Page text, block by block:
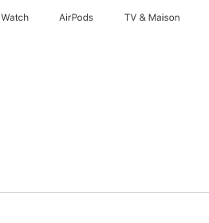
Watch AirPods TV & Maison